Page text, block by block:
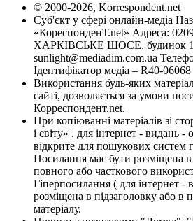
© 2000-2026, Korrespondent.net
Суб'єкт у сфері онлайн-медіа
«КореспонденТ.net» Адреса:
ХАРКІВСЬКЕ ШОСЕ, будинок
sunlight@mediadim.com.ua
Ідентифікатор медіа – R40-06068
Використання будь-яких
сайті, дозволяється за умови
Корреспондент.net.
При копіюванні матеріалів зі
і світу» , для інтернет - видань -
відкрите для пошукових систем
Посилання має бути розміщена в
повного або часткового
Гіперпосилання ( для інтернет -
розміщена в підзаголовку або в
матеріалу.